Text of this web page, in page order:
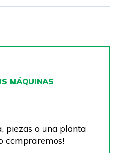
MÁQUINAS
piezas o una planta
compraremos!